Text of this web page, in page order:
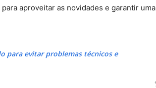
aproveitar as novidades e garantir uma
para evitar problemas técnicos e